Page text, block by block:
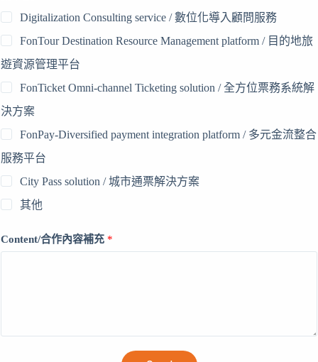
Digitalization Consulting service / 數位化導入顧問服務
FonTour Destination Resource Management platform / 目的地旅
遊資源管理平台
FonTicket Omni-channel Ticketing solution / 全方位票務系統解
決方案
FonPay-Diversified payment integration platform / 多元金流整合
服務平台
City Pass solution / 城市通票解決方案
其他
Content/合作內容補充 *